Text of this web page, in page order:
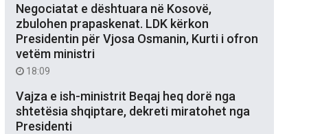
Negociatat e dështuara në Kosovë,
zbulohen prapaskenat. LDK kërkon
Presidentin për Vjosa Osmanin, Kurti i ofron
vetëm ministri
18:09
Vajza e ish-ministrit Beqaj heq dorë nga
shtetësia shqiptare, dekreti miratohet nga
Presidenti